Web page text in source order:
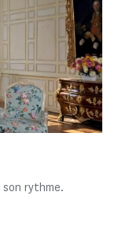
son rythme.